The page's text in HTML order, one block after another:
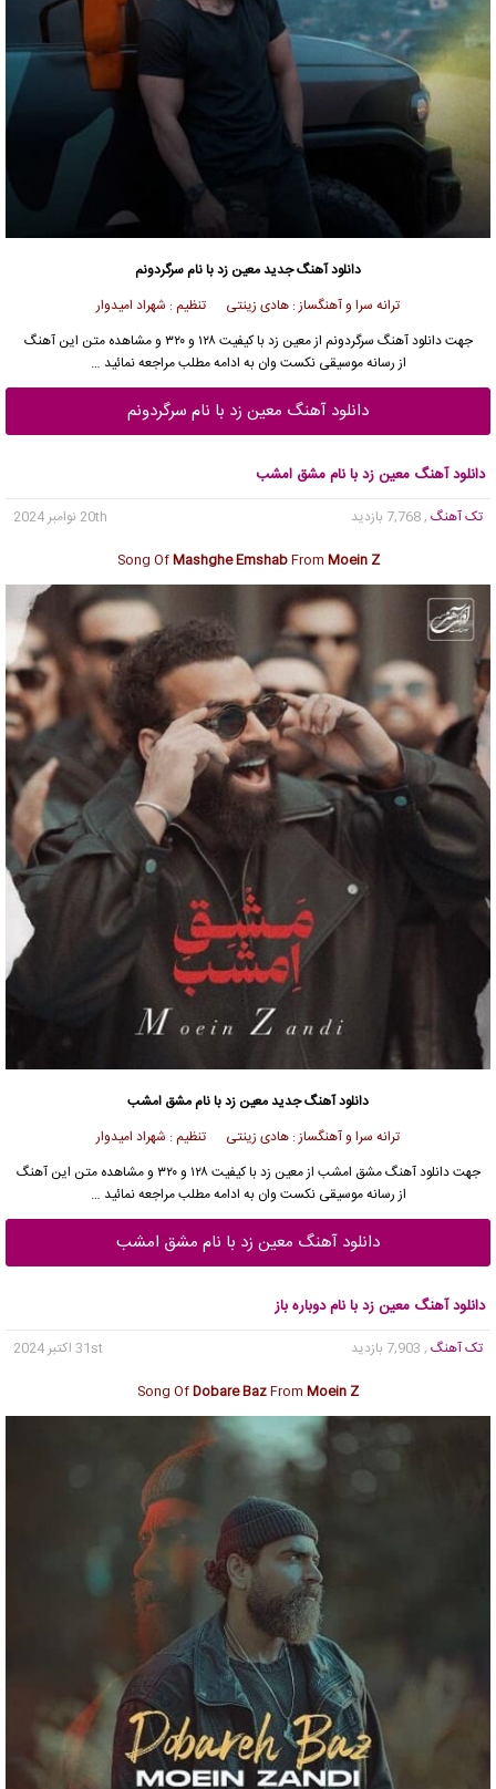
دانلود آهنگ جدیدمعین زد با نام سرگردونم
ترانه سرا و آهنگساز : هادی زینتی تنظیم : شهراد امیدوار
جهتدانلود آهنگ سرگردونم ازمعین زد
با کیفیت ۱۲۸ و ۳۲۰ و مشاهده متن این آهنگ
از رسانه موسیقی نکست وان به ادامه مطلب مراجعه نمائید …
دانلود آهنگ معین زد با نام سرگردونم
دانلود آهنگ معین زد با نام مشق امشب
تک آهنگ , 7,768 بازدید
20th نوامبر 2024
Song OfMashghe EmshabFrom Moein Z
دانلود آهنگ جدیدمعین زد با نام مشق امشب
ترانه سرا و آهنگساز : هادی زینتی تنظیم : شهراد امیدوار
جهتدانلود آهنگمشق امشب ازمعین زد
با کیفیت ۱۲۸ و ۳۲۰ و مشاهده متن این آهنگ
از رسانه موسیقی نکست وان به ادامه مطلب مراجعه نمائید …
دانلود آهنگ معین زد با نام مشق امشب
دانلود آهنگ معین زد با نام دوباره باز
تک آهنگ , 7,903 بازدید
31st اکتبر 2024
Song OfDobare BazFrom Moein Z